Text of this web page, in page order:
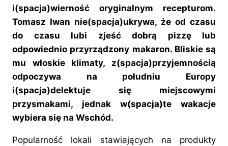
i(spacja)wierność oryginalnym recepturom.
Tomasz Iwan nie(spacja)ukrywa, że od czasu
do czasu lubi zjeść dobrą pizzę lub
odpowiednio przyrządzony makaron. Bliskie są
mu włoskie klimaty, z(spacja)przyjemnością
odpoczywa na południu Europy
i(spacja)delektuje się miejscowymi
przysmakami, jednak w(spacja)te wakacje
wybiera się na Wschód.
Popularność lokali stawiających na produkty